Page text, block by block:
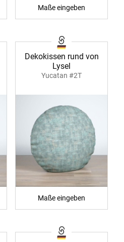
Maße eingeben
Dekokissen rund von
Lysel
Yucatan #2T
Maße eingeben